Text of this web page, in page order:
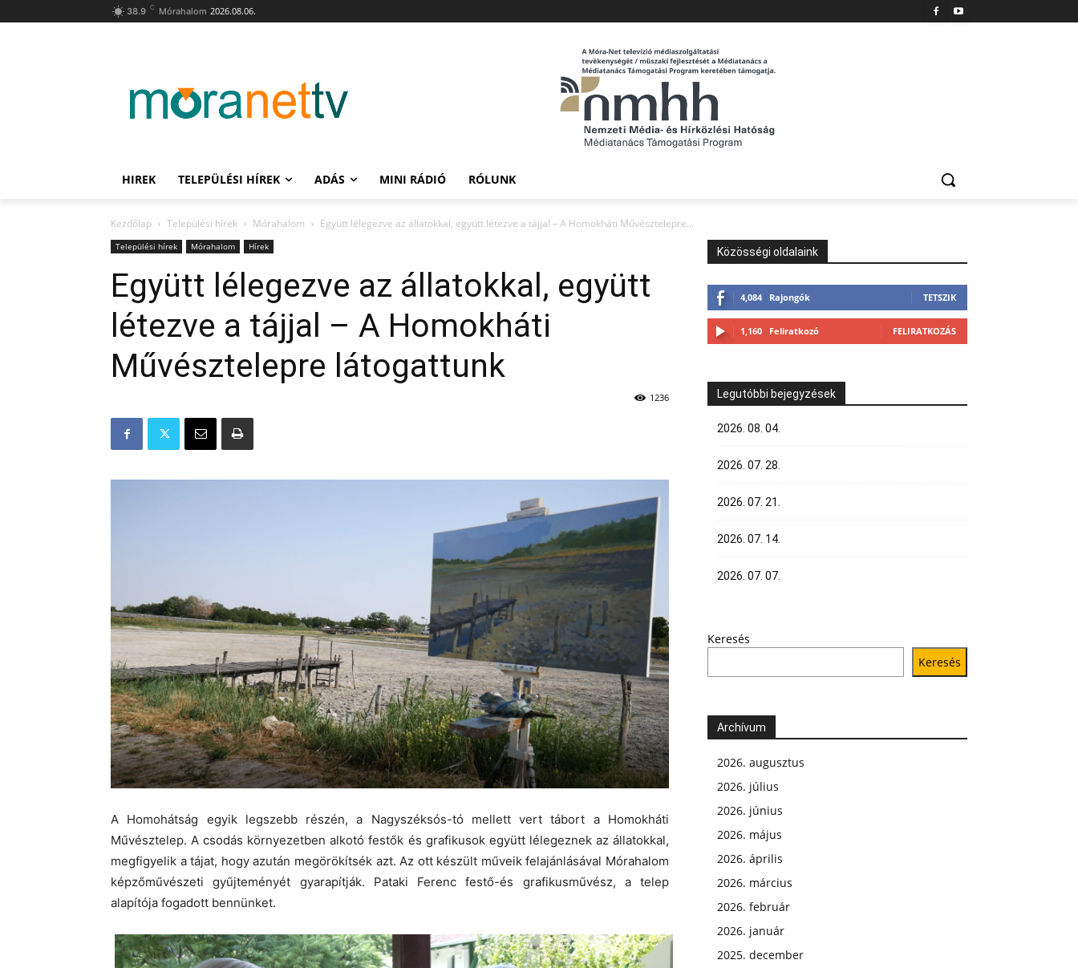
38.9 C Mórahalom 2026.08.06.
HIREK TELEPÜLÉSI HÍREK ADÁS MINI RÁDIÓ RÓLUNK
Kezdőlap Települési hírek Mórahalom Együtt lélegezve az állatokkal, együtt létezve a tájjal – A Homokháti Művésztelepre...
Települési hírek Mórahalom Hírek
Együtt lélegezve az állatokkal, együtt
létezve a tájjal – A Homokháti
Művésztelepre látogattunk
1236
A Homohátság egyik legszebb részén, a Nagyszéksós-tó mellett vert tábort a Homokháti
Művésztelep. A csodás környezetben alkotó festők és grafikusok együtt lélegeznek az állatokkal,
megfigyelik a tájat, hogy azután megörökítsék azt. Az ott készült műveik felajánlásával Mórahalom
képzőművészeti gyűjteményét gyarapítják. Pataki Ferenc festő-és grafikusművész, a telep
alapítója fogadott bennünket.
Közösségi oldalaink
4,084 Rajongók TETSZIK
1,160 Feliratkozó FELIRATKOZÁS
Legutóbbi bejegyzések
2026. 08. 04.
2026. 07. 28.
2026. 07. 21.
2026. 07. 14.
2026. 07. 07.
Keresés
Keresés
Archívum
2026. augusztus
2026. július
2026. június
2026. május
2026. április
2026. március
2026. február
2026. január
2025. december